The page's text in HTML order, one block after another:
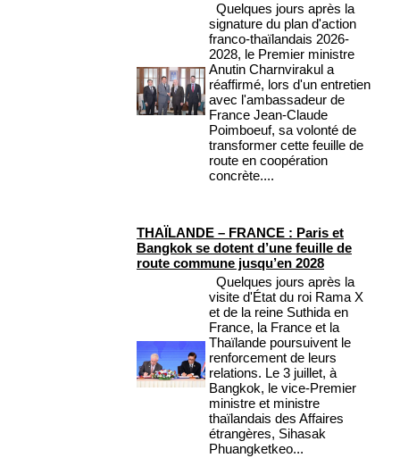
Quelques jours après la
signature du plan d'action
franco-thaïlandais 2026-
2028, le Premier ministre
Anutin Charnvirakul a
réaffirmé, lors d'un entretien
avec l'ambassadeur de
France Jean-Claude
Poimboeuf, sa volonté de
transformer cette feuille de
route en coopération
concrète....
THAÏLANDE – FRANCE : Paris et
Bangkok se dotent d’une feuille de
route commune jusqu’en 2028
Quelques jours après la
visite d'État du roi Rama X
et de la reine Suthida en
France, la France et la
Thaïlande poursuivent le
renforcement de leurs
relations. Le 3 juillet, à
Bangkok, le vice-Premier
ministre et ministre
thaïlandais des Affaires
étrangères, Sihasak
Phuangketkeo...